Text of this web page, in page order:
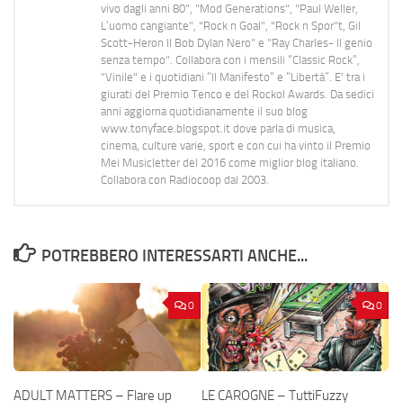
vivo dagli anni 80", "Mod Generations", "Paul Weller,
L’uomo cangiante", "Rock n Goal", "Rock n Spor"t, Gil
Scott-Heron Il Bob Dylan Nero" e "Ray Charles- Il genio
senza tempo". Collabora con i mensili “Classic Rock”,
"Vinile" e i quotidiani “Il Manifesto” e “Libertà”. E' tra i
giurati del Premio Tenco e del Rockol Awards. Da sedici
anni aggiorna quotidianamente il suo blog
www.tonyface.blogspot.it dove parla di musica,
cinema, culture varie, sport e con cui ha vinto il Premio
Mei Musicletter del 2016 come miglior blog italiano.
Collabora con Radiocoop dal 2003.
POTREBBERO INTERESSARTI ANCHE...
0
ADULT MATTERS – Flare up
0
LE CAROGNE – TuttiFuzzy